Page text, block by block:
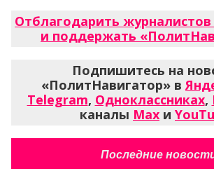
Отблагодарить
и поддержать
Подпишитесь на
«ПолитНавигатор» в
Telegram, Одноклассниках,
каналы Max и
Последние